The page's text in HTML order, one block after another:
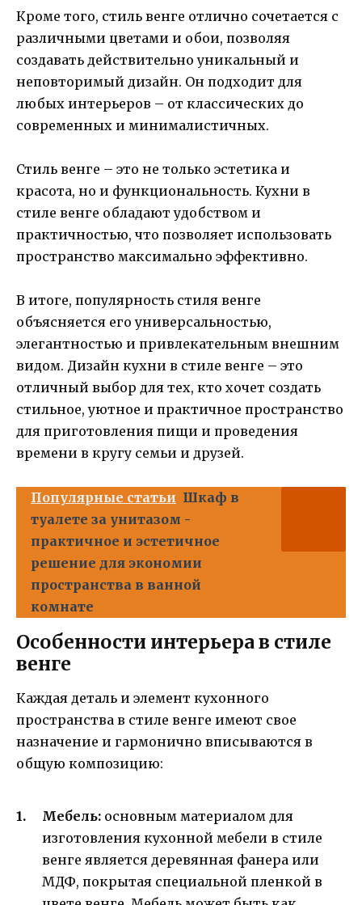
Кроме того, стиль венге отлично сочетается с
различными цветами и обои, позволяя
создавать действительно уникальный и
неповторимый дизайн. Он подходит для
любых интерьеров – от классических до
современных и минималистичных.
Стиль венге – это не только эстетика и
красота, но и функциональность. Кухни в
стиле венге обладают удобством и
практичностью, что позволяет использовать
пространство максимально эффективно.
В итоге, популярность стиля венге
объясняется его универсальностью,
элегантностью и привлекательным внешним
видом. Дизайн кухни в стиле венге – это
отличный выбор для тех, кто хочет создать
стильное, уютное и практичное пространство
для приготовления пищи и проведения
времени в кругу семьи и друзей.
Популярные статьи Шкаф в
туалете за унитазом -
практичное и эстетичное
решение для экономии
пространства в ванной
комнате
Особенности интерьера в стиле
венге
Каждая деталь и элемент кухонного
пространства в стиле венге имеют свое
назначение и гармонично вписываются в
общую композицию:
Мебель: основным материалом для
изготовления кухонной мебели в стиле
венге является деревянная фанера или
МДФ, покрытая специальной пленкой в